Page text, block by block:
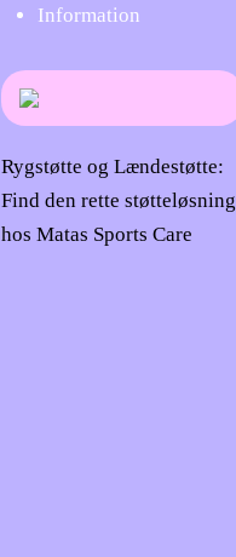
Information
Rygstøtte og Lændestøtte:
Find den rette støtteløsning
hos Matas Sports Care